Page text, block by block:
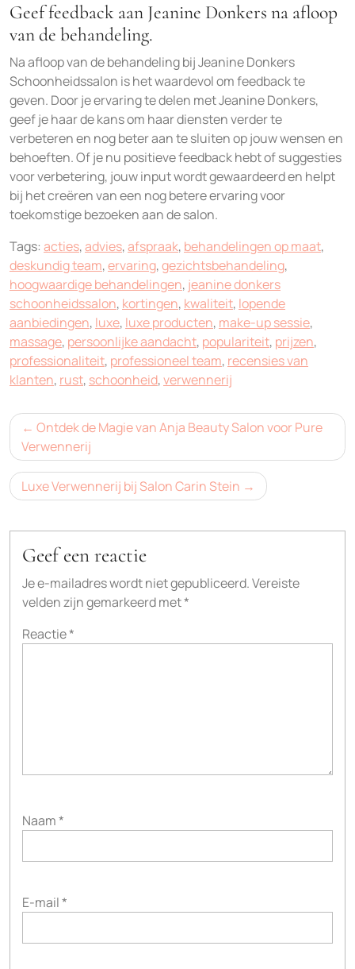
Geef feedback aan Jeanine Donkers na afloop
van de behandeling.
Na afloop van de behandeling bij Jeanine Donkers
Schoonheidssalon is het waardevol om feedback te
geven. Door je ervaring te delen met Jeanine Donkers,
geef je haar de kans om haar diensten verder te
verbeteren en nog beter aan te sluiten op jouw wensen en
behoeften. Of je nu positieve feedback hebt of suggesties
voor verbetering, jouw input wordt gewaardeerd en helpt
bij het creëren van een nog betere ervaring voor
toekomstige bezoeken aan de salon.
Tags: acties,advies,afspraak, behandelingen op maat,
deskundig team,ervaring,gezichtsbehandeling,
hoogwaardige behandelingen, jeanine donkers
schoonheidssalon, kortingen, kwaliteit, lopende
aanbiedingen, luxe, luxe producten, make-up sessie,
massage, persoonlijke aandacht, populariteit, prijzen,
professionaliteit, professioneel team, recensies van
klanten, rust, schoonheid,verwennerij
Bericht
navigatie
Ontdek de Magie van Anja Beauty Salon voor Pure
Verwennerij
Luxe Verwennerij bij Salon Carin Stein
Geef een reactie
Je e-mailadres wordt niet gepubliceerd.Vereiste
velden zijn gemarkeerd met*
Reactie*
Naam*
E-mail*